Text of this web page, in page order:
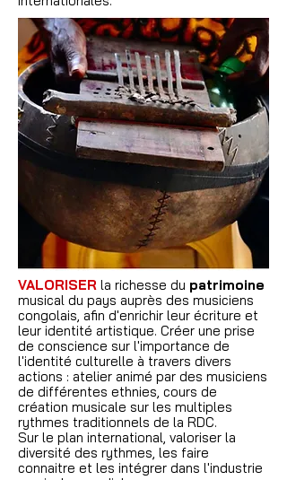
VALORISER la richesse du patrimoine
musical du pays auprès des musiciens
congolais, afin d'enrichir leur écriture et
leur identité artistique. Créer une prise
de conscience sur l'importance de
l'identité culturelle à travers divers
actions : atelier animé par des musiciens
de différentes ethnies, cours de
création musicale sur les multiples
rythmes traditionnels de la RDC.
Sur le plan international, valoriser la
diversité des rythmes, les faire
connaitre et les intégrer dans l'industrie